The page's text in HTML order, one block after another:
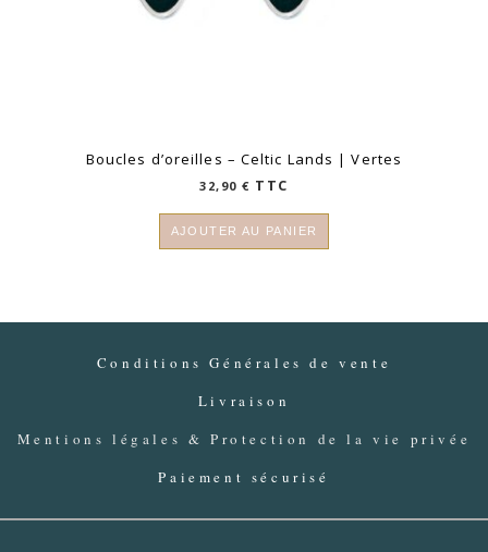
Boucles d’oreilles – Celtic Lands | Vertes
32,90€ TTC
AJOUTER AU PANIER
Conditions Générales de vente
Livraison
Mentions légales & Protection de la vie privée
Paiement sécurisé